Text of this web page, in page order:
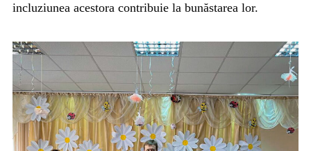
incluziunea acestora contribuie la bunăstarea lor.